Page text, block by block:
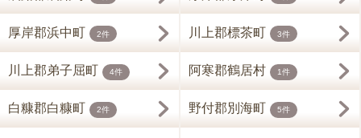
厚岸郡浜中町 2件 川上郡標茶町 3件
川上郡弟子屈町 4件 阿寒郡鶴居村 1件
白糠郡白糠町 2件 野付郡別海町 5件